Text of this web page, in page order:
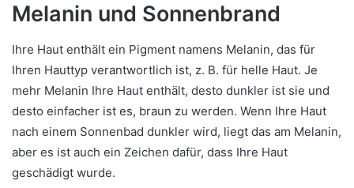
Melanin und Sonnenbrand
Ihre Haut enthält ein Pigment namens Melanin, das für
Ihren Hauttyp verantwortlich ist, z. B. für helle Haut. Je
mehr Melanin Ihre Haut enthält, desto dunkler ist sie und
desto einfacher ist es, braun zu werden. Wenn Ihre Haut
nach einem Sonnenbad dunkler wird, liegt das am Melanin,
aber es ist auch ein Zeichen dafür, dass Ihre Haut
geschädigt wurde.